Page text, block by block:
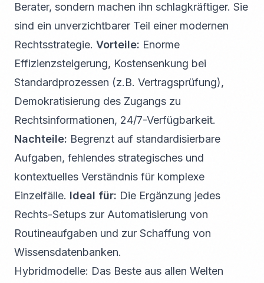
Berater, sondern machen ihn schlagkräftiger. Sie
sind ein unverzichtbarer Teil einer modernen
Rechtsstrategie. Vorteile: Enorme
Effizienzsteigerung, Kostensenkung bei
Standardprozessen (z.B. Vertragsprüfung),
Demokratisierung des Zugangs zu
Rechtsinformationen, 24/7-Verfügbarkeit.
Nachteile: Begrenzt auf standardisierbare
Aufgaben, fehlendes strategisches und
kontextuelles Verständnis für komplexe
Einzelfälle. Ideal für: Die Ergänzung jedes
Rechts-Setups zur Automatisierung von
Routineaufgaben und zur Schaffung von
Wissensdatenbanken.
Hybridmodelle: Das Beste aus allen Welten